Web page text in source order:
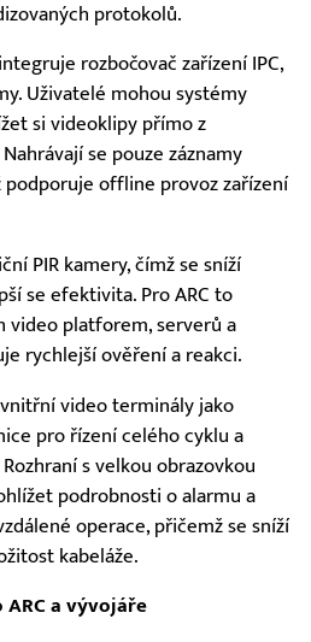
protokolů.
rozbočovač zařízení IPC,
Uživatelé mohou systémy
si videoklipy přímo z
se pouze záznamy
podporuje offline provoz zařízení
PIR kamery, čímž se sníží
se efektivita. Pro ARC to
video platforem, serverů a
rychlejší ověření a reakci.
video terminály jako
pro řízení celého cyklu a
s velkou obrazovkou
podrobnosti o alarmu a
operace, přičemž se sníží
kabeláže.
a vývojáře